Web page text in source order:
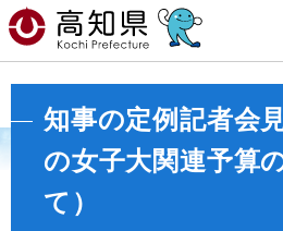
知事の定例記者会
の女子大関連予算
て）